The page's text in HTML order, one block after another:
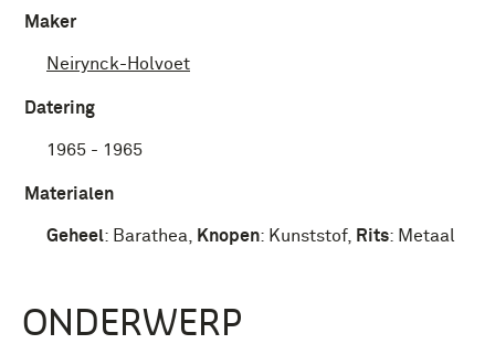
Maker
Neirynck-Holvoet
Datering
1965 - 1965
Materialen
Geheel: Barathea Knopen: Kunststof, Rits: Metaal
ONDERWERP